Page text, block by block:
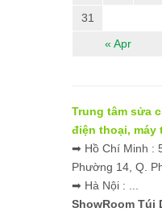
« Apr
31
Trung tâm sửa
điện thoại, máy
➡ Hồ Chí Minh :
Phường 14, Q.
➡ Hà Nội : ...
ShowRoom Túi